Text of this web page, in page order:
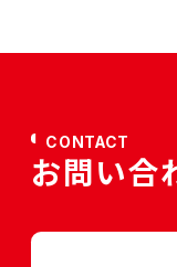
お問い合
CONTACT